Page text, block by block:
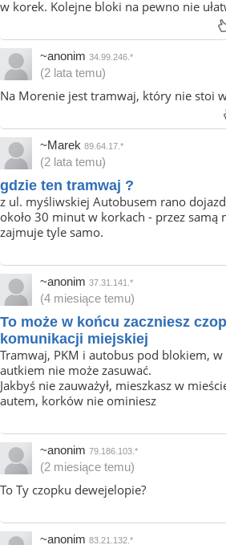
w korek. Kolejne bloki na pewno nie
~anonim 34.99.246.*
(2 lata temu)
Na Morenie jest tramwaj, który nie stoi
~Marek 89.64.17.*
(2 lata temu)
gdzie ten tramwaj ?
z ul. myśliwskiej Autobusem rano
około 30 minut w korkach - przez samą
zajmuje tyle samo.
~anonim 37.31.141.*
(4 miesiące temu)
To może w końcu zaczniesz
komunikacji miejskiej
Tramwaj, PKM i autobus pod blokiem, w
autkiem nie może zasuwać.
Jakbyś nie zauważył, mieszkasz w
autem, korków nie ominiesz
~anonim 79.186.103.*
(2 miesiące temu)
To Ty czopku dewejelopie?
~anonim 83.21.132.*